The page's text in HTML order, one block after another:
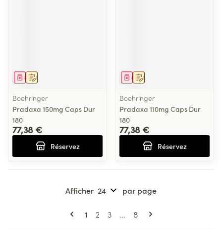
Sur prescription
Médicament
Boehringer
Pradaxa 150mg Caps Dur
180
77,38 €
Réservez
Sur prescription
Médicament
Boehringer
Pradaxa 110mg Caps Dur
180
77,38 €
Réservez
Pages
Vous lisez actuellement la page
1 Page
2 Page
3 ... Page
8
Afficher par page